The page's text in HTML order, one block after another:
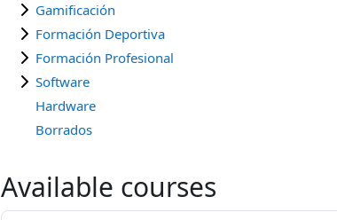
Gamificación
Formación Deportiva
Formación Profesional
Software
Hardware
Borrados
Available courses